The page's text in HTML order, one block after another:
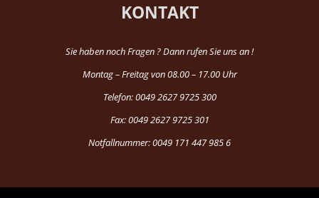
KONTAKT
Sie haben noch Fragen ? Dann rufen Sie uns an !
Montag – Freitag von 08.00 – 17.00 Uhr
Telefon: 0049 2627 9725 300
Fax: 0049 2627 9725 301
Notfallnummer: 0049 171 447 985 6